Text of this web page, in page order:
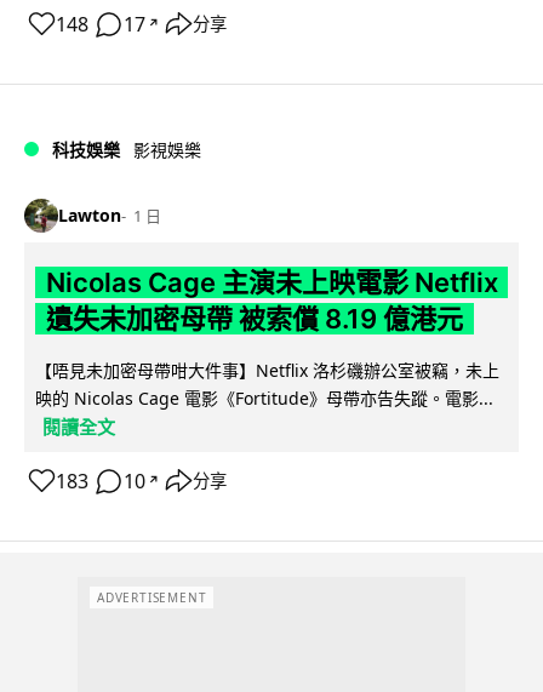
148 17 ↗ 分享
科技娛樂 影視娛樂
Lawton 1 日
Nicolas Cage 主演未上映電影 Netflix
遺失未加密母帶 被索償 8.19 億港元
【唔見未加密母帶咁大件事】Netflix 洛杉磯辦公室被竊，未上
映的 Nicolas Cage 電影《Fortitude》母帶亦告失蹤。電影...
閱讀全文
183 10 ↗ 分享
ADVERTISEMENT